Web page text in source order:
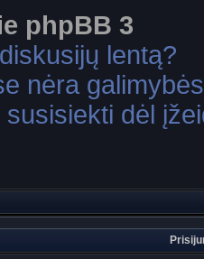
phpBB 3
lentą?
nėra
dėl